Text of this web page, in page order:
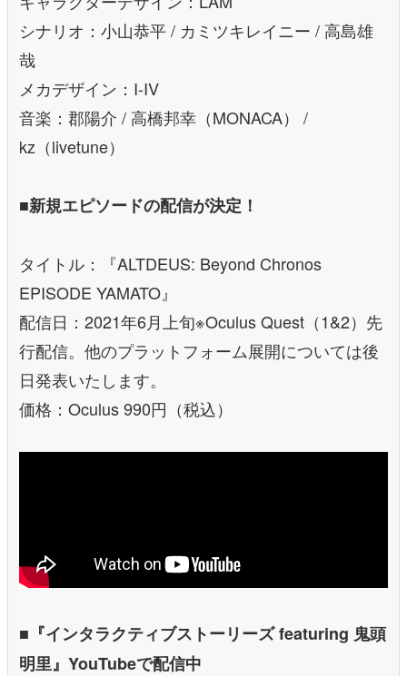
シナリオ：小山恭平 / カミツキレイニー / 高島雄
哉
メカデザイン：I-IV
音楽：郡陽介 / 高橋邦幸（MONACA） /
kz（livetune）
■新規エピソードの配信が決定！
タイトル：『ALTDEUS: Beyond Chronos
EPISODE YAMATO』
配信日：2021年6月上旬※Oculus Quest（1&2）先
行配信。他のプラットフォーム展開については後
日発表いたします。
価格：Oculus 990円（税込）
■『インタラクティブストーリーズ featuring 鬼頭
明里』YouTubeで配信中